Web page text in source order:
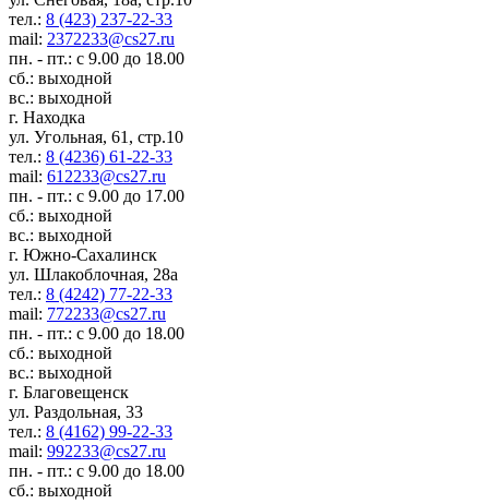
тел.: 8 (423) 237-22-33
mail: 2372233@cs27.ru
пн. - пт.: с 9.00 до 18.00
сб.: выходной
вс.: выходной
г. Находка
ул. Угольная, 61, стр.10
тел.: 8 (4236) 61-22-33
mail: 612233@cs27.ru
пн. - пт.: с 9.00 до 17.00
сб.: выходной
вс.: выходной
г. Южно-Сахалинск
ул. Шлакоблочная, 28а
тел.: 8 (4242) 77-22-33
mail: 772233@cs27.ru
пн. - пт.: с 9.00 до 18.00
сб.: выходной
вс.: выходной
г. Благовещенск
ул. Раздольная, 33
тел.: 8 (4162) 99-22-33
mail: 992233@cs27.ru
пн. - пт.: с 9.00 до 18.00
сб.: выходной